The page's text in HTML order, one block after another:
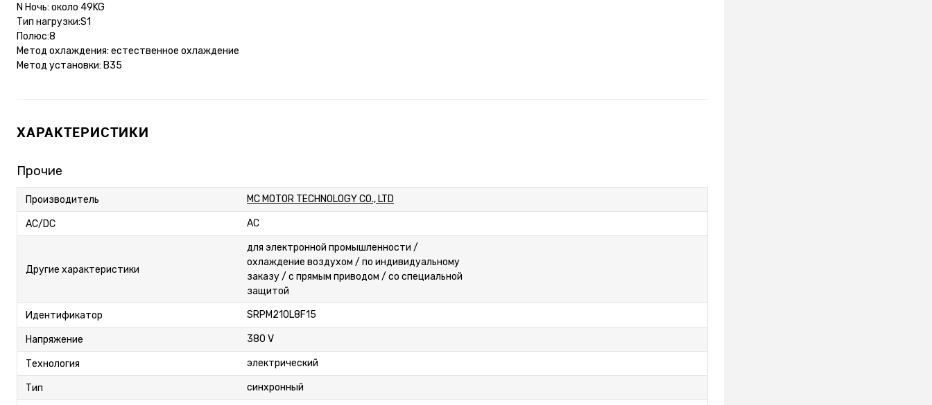
N Ночь: около 49KG
Тип нагрузки:S1
Полюс:8
Метод охлаждения: естественное охлаждение
Метод установки: B35
ХАРАКТЕРИСТИКИ
Прочие
Производитель MC MOTOR TECHNOLOGY CO., LTD
AC/DC AC
Другие характеристики
для электронной промышленности /
охлаждение воздухом / по индивидуальному
заказу / с прямым приводом / со специальной
защитой
Идентификатор SRPM210L8F15
Напряжение 380 V
Технология электрический
Тип синхронный